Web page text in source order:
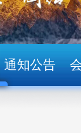
通知公告